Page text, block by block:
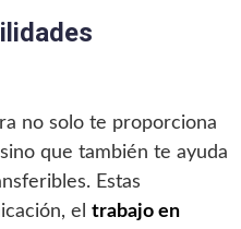
no solo te proporciona
que también te ayuda
Estas
el trabajo en